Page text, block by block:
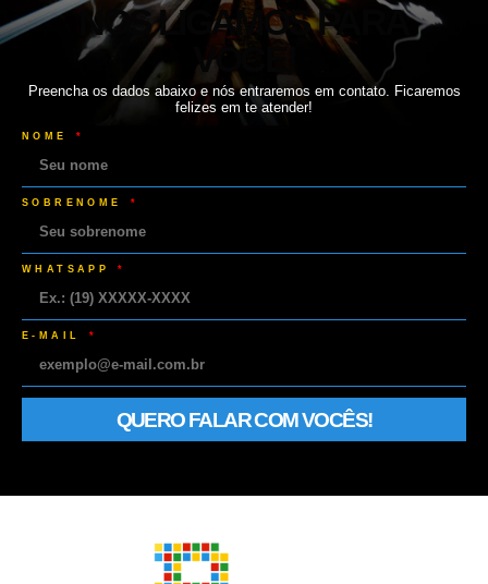
NÓS LIGAMOS PARA
VOCÊ!
Preencha os dados abaixo e nós entraremos em contato. Ficaremos
felizes em te atender!
NOME
SOBRENOME
WHATSAPP
E-MAIL
QUERO FALAR COM VOCÊS!